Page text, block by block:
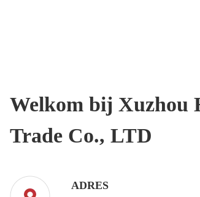
Welkom bij Xuzhou
Trade Co., LTD
ADRES